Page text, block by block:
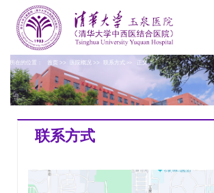
您所在的位置： 首页 >> 医院概况 >> 联系方式 >> 正文
联系方式